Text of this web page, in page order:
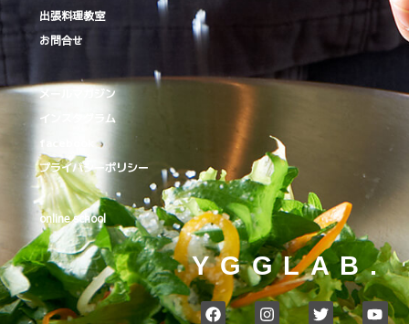
出張料理教室
お問合せ
メールマガジン
インスタグラム
facebook
プライバシーポリシー
online school
YGGLAB.